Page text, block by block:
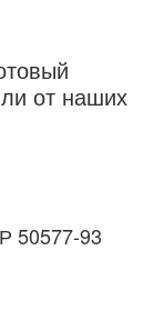
от наших
50577-93